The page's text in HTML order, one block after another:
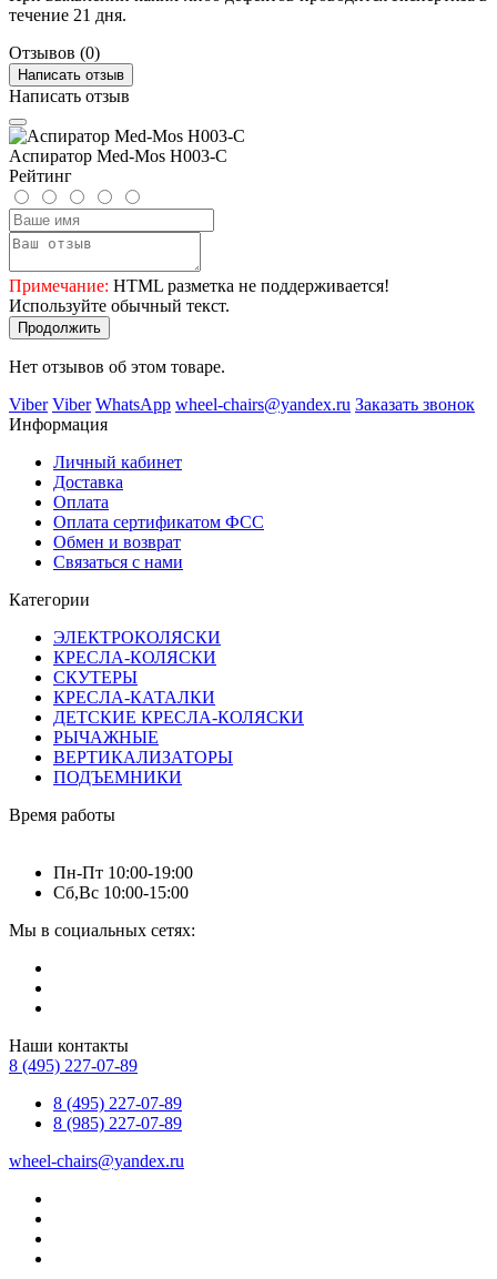
течение 21 дня.
Отзывов (0)
Написать отзыв
Написать отзыв
Аспиратор Med-Mos Н003-C
Рейтинг
Примечание: HTML разметка не поддерживается!
Используйте обычный текст.
Продолжить
Нет отзывов об этом товаре.
Viber Viber WhatsApp wheel-chairs@yandex.ru Заказать звонок
Информация
Личный кабинет
Доставка
Оплата
Оплата сертификатом ФСС
Обмен и возврат
Связаться с нами
Категории
ЭЛЕКТРОКОЛЯСКИ
КРЕСЛА-КОЛЯСКИ
СКУТЕРЫ
КРЕСЛА-КАТАЛКИ
ДЕТСКИЕ КРЕСЛА-КОЛЯСКИ
РЫЧАЖНЫЕ
ВЕРТИКАЛИЗАТОРЫ
ПОДЪЕМНИКИ
Время работы
Пн-Пт 10:00-19:00
Сб,Вс 10:00-15:00
Мы в социальных сетях:
Наши контакты
8 (495) 227-07-89
8 (495) 227-07-89
8 (985) 227-07-89
wheel-chairs@yandex.ru